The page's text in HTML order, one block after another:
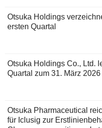
Otsuka Holdings
ersten Quartal
Otsuka Holdings Co., Ltd.
Quartal zum 31. März 2026
Otsuka Pharmaceutical
für Iclusig zur